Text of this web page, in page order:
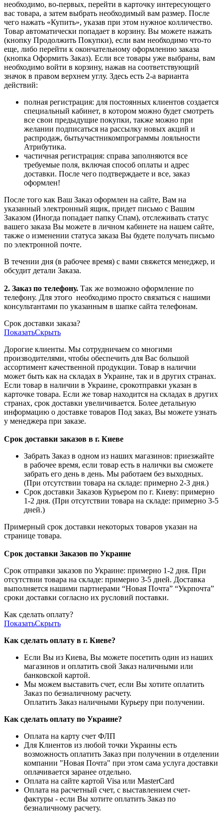
необходимо, во-первых, перейти в карточку интересующего
вас товара, а затем выбрать необходимый вам размер. После
чего нажать «Купить», указав при этом нужное колличество.
Товар автоматически попадает в корзину. Вы можете нажать
(кнопку Продолжить Покупки), если вам необходимо что-то
еще, либо перейти к окончательному оформлению заказа
(кнопка Оформить Заказ). Если все товары уже выбраны, вам
необходимо войти в корзину, нажав на соответствующий
значок в правом верхнем углу. Здесь есть 2-а варианта
действий:
полная регистрация: для постоянных клиентов создается
специальный кабинет, в котором можно будет смотреть
все свои предыдущие покупки, также можно при
желании подписаться на рассылку новых акций и
распродаж, бытьучастникомпрограммы лояльности
Атрибутика.
частичная регистрация: справа заполняются все
требуемые поля, включая способ оплаты и адрес
доставки. После чего подтверждаете и все, заказ
оформлен!
После того как Ваш Заказ оформлен на сайте, Вам на
указанный электронный ящик, придет письмо с Вашим
Заказом (Иногда попадает папку Спам), отслеживать статус
вашего заказа Вы можете в личном кабинете на нашем сайте,
также о изменении статуса заказа Вы будете получать письмо
по электронной почте.
В течении дня (в рабочее время) с вами свяжется менеджер, и
обсудит детали Заказа.
2. Заказ по телефону. Так же возможно оформление по
телефону. Для этого необходимо просто связаться с нашими
консультантами по указанным в шапке сайта телефонам.
Срок доставки заказа?
ПоказатьСкрыть
Дорогие клиенты. Мы сотрудничаем со многими
производителями, чтобы обеспечить для Вас большой
ассортимент качественной продукции. Товар в наличии
может быть как на складах в Украине, так и в других странах.
Если товар в наличии в Украине, срокотправки указан в
карточке товара. Если же товар находится на складах в других
странах, срок доставки увеличивается. Более детальную
информацию о доставке товаров Под заказ, Вы можете узнать
у менеджера при заказе.
Срок доставки заказов в г. Киеве
Забрать Заказ в одном из наших магазинов: приезжайте
в рабочее время, если товар есть в налички вы сможете
забрать его день в день. Мы работаем без выходных.
(При отсутствии товара на складе: примерно 2-3 дня.)
Срок доставки Заказов Курьером по г. Киеву: примерно
1-2 дня. (При отсутствии товара на складе: примерно 3-5
дней.)
Примерный срок доставки некоторых товаров указан на
странице товара.
Срок доставки Заказов по Украине
Срок отправки заказов по Украине: примерно 1-2 дня. При
отсутствии товара на складе: примерно 3-5 дней. Доставка
выполняется нашими партнерами “Новая Почта” “Укрпочта”
сроки доставки согласно их русловий поставки.
Как сделать оплату?
ПоказатьСкрыть
Как сделать оплату в г. Киеве?
Если Вы из Киева, Вы можете посетить один из наших
магазинов и оплатить свой Заказ наличными или
банковской картой.
Мы можем выставить счет, если Вы хотите оплатить
Заказ по безналичному расчету.
Оплатить Заказ наличными Курьеру при получении.
Как сделать оплату по Украине?
Оплата на карту счет ФЛП
Для Клиентов из любой точки Украины есть
возможность оплатить Заказ при получении в отделении
компании "Новая Почта" при этом сама услуга доставки
оплачивается заранее отдельно.
Оплата на сайте картой Visa или MasterCard
Оплата на расчетный счет, с выставлением счет-
фактуры - если Вы хотите оплатить Заказ по
безналичному расчету.